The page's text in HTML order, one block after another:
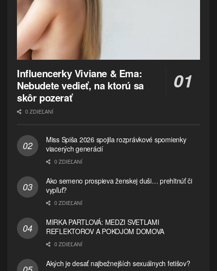
Influencerky Viviane & Ema:
Nebudete vedieť, na ktorú sa
skôr pozerať
0 ZDIEĽANÍ
Miss Spiša 2026 spojila rozprávkové spomienky
viacerých generácií
0 ZDIEĽANÍ
Ako semeno prospieva ženskej duši… prehltnúť či
vypľuť?
0 ZDIEĽANÍ
MIRKA PARTLOVÁ: MEDZI SVETLAMI
REFLEKTOROV A POKOJOM DOMOVA
0 ZDIEĽANÍ
Akých je desať najbežnejších sexuálnych fetišov?